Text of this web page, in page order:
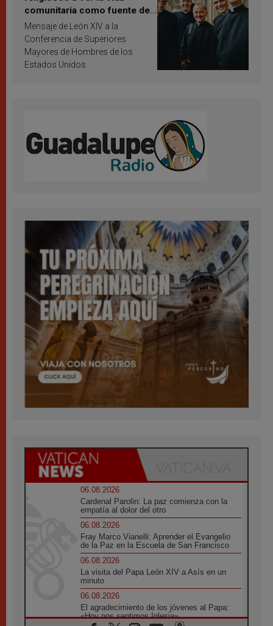
comunitaria como fuente de
inspiración y santificación
Mensaje de León XIV a la
Conferencia de Superiores
Mayores de Hombres de los
Estados Unidos
06.08.2026
Cardenal Parolin: La paz comienza con la
empatía al dolor del otro
06.08.2026
Fray Marco Vianelli: Aprender el Evangelio
de la Paz en la Escuela de San Francisco
06.08.2026
La visita del Papa León XIV a Asís en un
minuto
06.08.2026
El agradecimiento de los jóvenes al Papa:
«Hoy nos sentimos Iglesia»